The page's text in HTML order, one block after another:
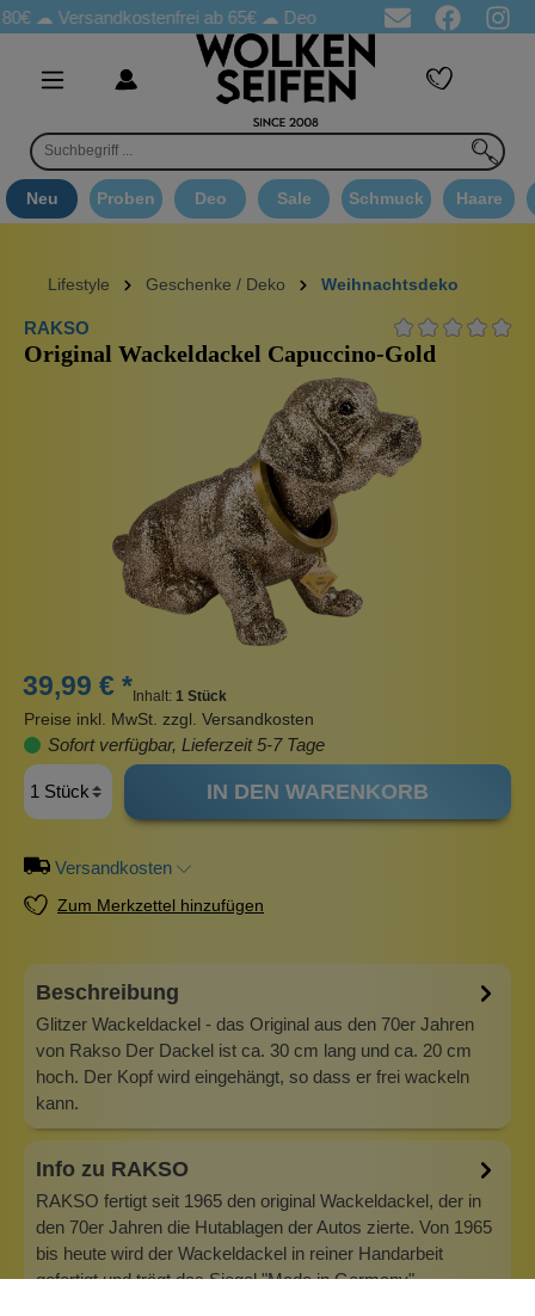
☁Versandkostenfrei ab 65€☁ Deo Proben in jeder Bestellung
Neu Proben Deo Sale Schmuck Haare
Lifestyle Geschenke / Deko Weihnachtsdeko
RAKSO
Original Wackeldackel Capuccino-Gold
39,99 € * Inhalt: 1 Stück
Preise inkl. MwSt. zzgl. Versandkosten
Sofort verfügbar, Lieferzeit 5-7 Tage
IN DEN WARENKORB
Versandkosten
Zum Merkzettel hinzufügen
Beschreibung
Glitzer Wackeldackel - das Original aus den 70er Jahren
von Rakso Der Dackel ist ca. 30 cm lang und ca. 20 cm
hoch. Der Kopf wird eingehängt, so dass er frei wackeln
kann.
Info zu RAKSO
RAKSO fertigt seit 1965 den original Wackeldackel, der in
den 70er Jahren die Hutablagen der Autos zierte. Von 1965
bis heute wird der Wackeldackel in reiner Handarbeit
gefertigt und trägt das Siegel "Made in Germany".